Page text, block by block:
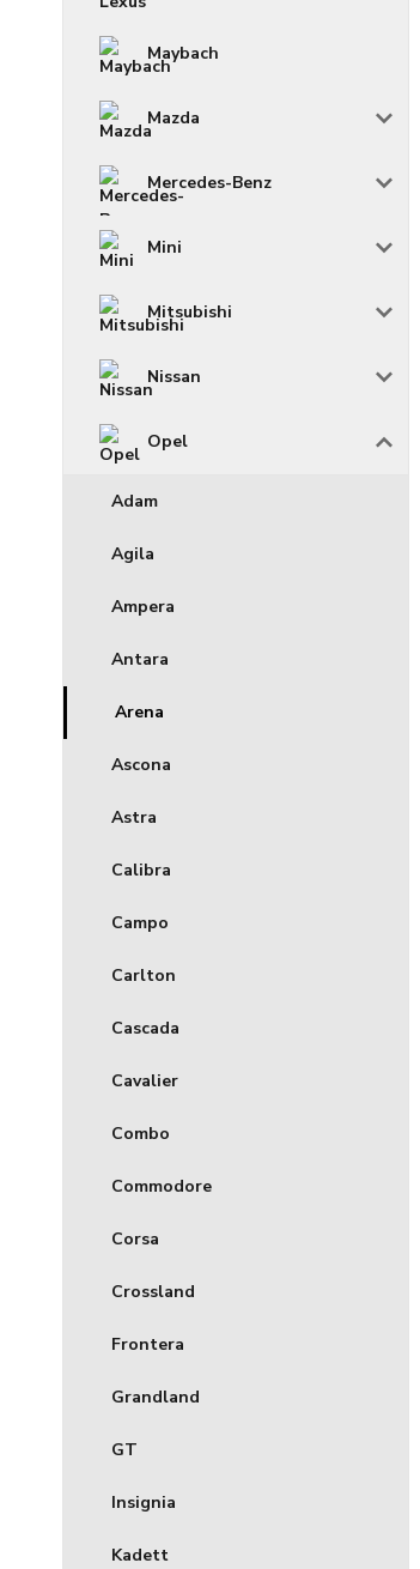
Maybach
Mazda
Mercedes-Benz
Mini
Mitsubishi
Nissan
Opel
Adam
Agila
Ampera
Antara
Arena
Ascona
Astra
Calibra
Campo
Carlton
Cascada
Cavalier
Combo
Commodore
Corsa
Crossland
Frontera
Grandland
GT
Insignia
Kadett